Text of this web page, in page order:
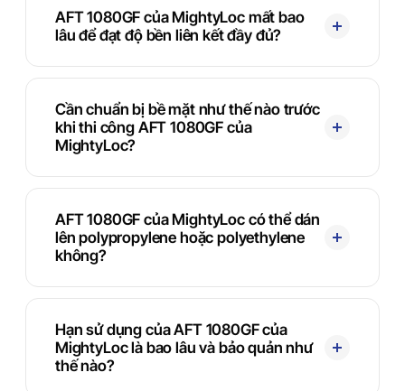
AFT 1080GF của MightyLoc mất bao
lâu để đạt độ bền liên kết đầy đủ?
Cần chuẩn bị bề mặt như thế nào trước
khi thi công AFT 1080GF của
MightyLoc?
AFT 1080GF của MightyLoc có thể dán
lên polypropylene hoặc polyethylene
không?
Hạn sử dụng của AFT 1080GF của
MightyLoc là bao lâu và bảo quản như
thế nào?